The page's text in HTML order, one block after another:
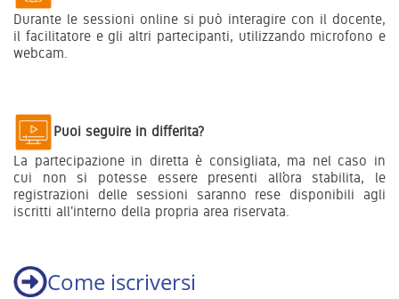
Durante le sessioni online si può interagire con il docente,
il facilitatore e gli altri partecipanti, utilizzando microfono e
webcam.
Puoi seguire in differita?
La partecipazione in diretta è consigliata, ma nel caso in
cui non si potesse essere presenti all’ora stabilita, le
registrazioni delle sessioni saranno rese disponibili agli
iscritti all'interno della propria area riservata.
Come iscriversi